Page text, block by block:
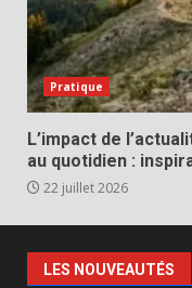
Pratique
L’impact de
au quotidien :
22 juillet 2026
LES NOUVEAUTÉS